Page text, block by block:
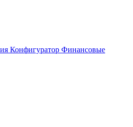
Конфигуратор Финансовые